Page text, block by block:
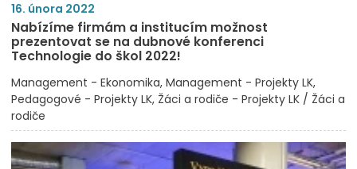
16. února 2022
Nabízíme firmám a institucím možnost
prezentovat se na dubnové konferenci
Technologie do škol 2022!
Management - Ekonomika Management - Projekty LK
Pedagogové - Projekty LK Žáci a rodiče - Projekty LK / Žáci a
rodiče